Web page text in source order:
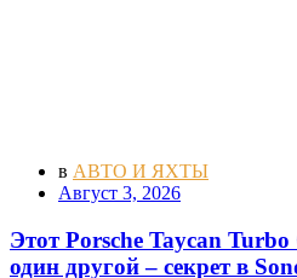
в АВТО И ЯХТЫ
Август 3, 2026
Этот Porsche Taycan
один другой – секрет в